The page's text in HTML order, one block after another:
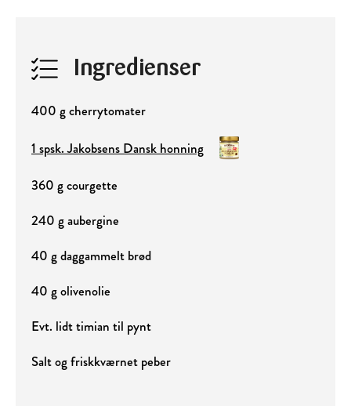
Ingredienser
400 g cherrytomater
1 spsk. Jakobsens Dansk honning
360 g courgette
240 g aubergine
40 g daggammelt brød
40 g olivenolie
Evt. lidt timian til pynt
Salt og friskkværnet peber